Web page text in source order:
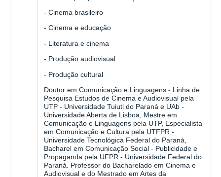
- Cinema brasileiro
- Cinema e educação
- Literatura e cinema
- Produção audiovisual
- Produção cultural
Doutor em Comunicação e Linguagens - Linha de
Pesquisa Estudos de Cinema e Audiovisual pela
UTP - Universidade Tuiuti do Paraná e UAb -
Universidade Aberta de Lisboa, Mestre em
Comunicação e Linguagens pela UTP, Especialista
em Comunicação e Cultura pela UTFPR -
Universidade Tecnológica Federal do Paraná,
Bacharel em Comunicação Social - Publicidade e
Propaganda pela UFPR - Universidade Federal do
Paraná. Professor do Bacharelado em Cinema e
Audiovisual e do Mestrado em Artes da